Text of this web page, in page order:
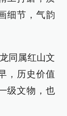
细节，气韵
同属红山文
，历史价值
级文物，也